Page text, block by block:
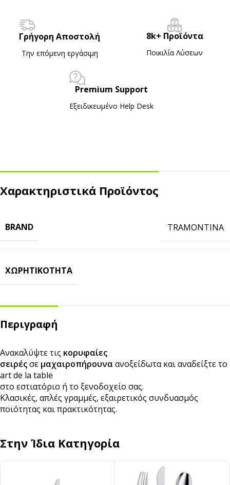
Γρήγορη Αποστολή
Την επόμενη εργάσιμη
8k+ Προϊόντα
Ποικιλία Λύσεων
Premium Support
Εξειδικευμένο Ηelp Desk
Χαρακτηριστικά Προϊόντος
BRAND TRAMONTINA
ΧΩΡΗΤΙΚΌΤΗΤΑ
Περιγραφή
Ανακαλύψτε τις κορυφαίες
σειρέςσε μαχαιροπήρουνα ανοξείδωτα και αναδείξτε το
art de la table
στο εστιατόριο ή το ξενοδοχείο σας.
Κλασικές, απλές γραμμές, εξαιρετικός συνδυασμός
ποιότητας και πρακτικότητας.
Στην Ίδια Κατηγορία